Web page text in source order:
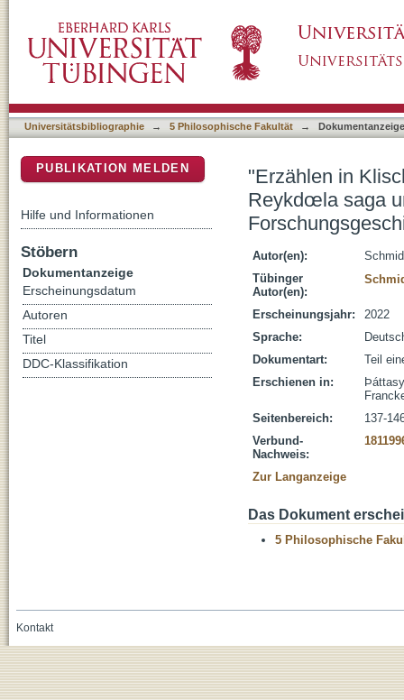
saga im Spiegel von Forschungsgeschichte
Universitätsbibliographie → 5 Philosophische Fakultät → Dokumentanzeige
"Erzählen in
Reykdœla saga
Autor(en):
Tübinger
Autor(en):
Erscheinungsjahr:
2022
Sprache:
Dokumentart:
Teil
Erschienen in:
Seitenbereich:
137-
Verbund-
Nachweis:
Zur Langanzeige
Das Dokument
5 Philosophische
PUBLIKATION MELDEN
Hilfe und Informationen
Stöbern
Dokumentanzeige
Erscheinungsdatum
Autoren
Titel
DDC-Klassifikation
Kontakt